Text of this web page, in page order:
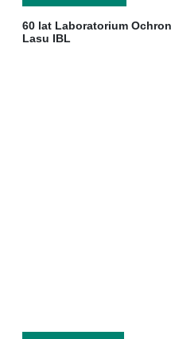
60 lat Laboratorium
Lasu IBL